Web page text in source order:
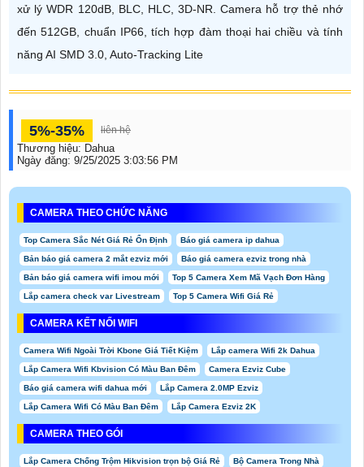
xử lý WDR 120dB, BLC, HLC, 3D-NR. Camera hỗ trợ thẻ nhớ
đến 512GB, chuẩn IP66, tích hợp đàm thoại hai chiều và tính
năng AI SMD 3.0, Auto-Tracking Lite
5%-35% liên hệ
Thương hiệu: Dahua
Ngày đăng: 9/25/2025 3:03:56 PM
CAMERA THEO CHỨC NĂNG
Top Camera Sắc Nét Giá Rẻ Ổn Định Báo giá camera ip dahua
Bản báo giá camera 2 mắt ezviz mới Báo giá camera ezviz trong nhà
Bản báo giá camera wifi imou mới Top 5 Camera Xem Mã Vạch Đơn Hàng
Lắp camera check var Livestream Top 5 Camera Wifi Giá Rẻ
CAMERA KẾT NỐI WIFI
Camera Wifi Ngoài Trời Kbone Giá Tiết Kiệm Lắp camera Wifi 2k Dahua
Lắp Camera Wifi Kbvision Có Màu Ban Đêm Camera Ezviz Cube
Báo giá camera wifi dahua mới Lắp Camera 2.0MP Ezviz
Lắp Camera Wifi Có Màu Ban Đêm Lắp Camera Ezviz 2K
CAMERA THEO GÓI
Lắp Camera Chống Trộm Hikvision trọn bộ Giá Rẻ Bộ Camera Trong Nhà